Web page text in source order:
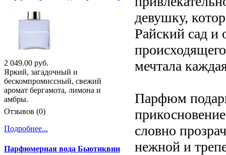
девушку,
Райский сад
мечтала
Парфюм
словно
нежной и
2 049.00 руб.
Яркий, загадочный и
бескомпромиссный, свежий
аромат бергамота, лимона и
амбры.
Отзывов (0)
Подробнее...
Парфюмерная вода Бьютиквин